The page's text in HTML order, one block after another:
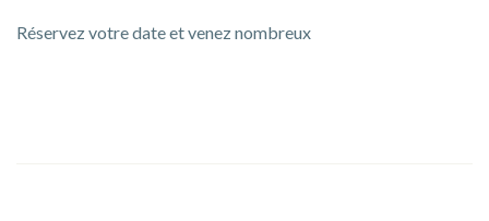
–
Réservez votre date et venez nombreux